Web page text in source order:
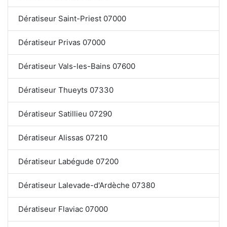
Dératiseur Saint-Priest 07000
Dératiseur Privas 07000
Dératiseur Vals-les-Bains 07600
Dératiseur Thueyts 07330
Dératiseur Satillieu 07290
Dératiseur Alissas 07210
Dératiseur Labégude 07200
Dératiseur Lalevade-d'Ardèche 07380
Dératiseur Flaviac 07000